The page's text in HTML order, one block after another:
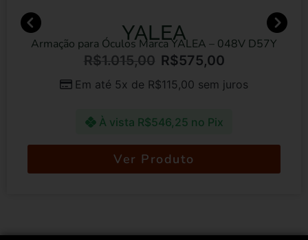
YALEA
Armação para Óculos Marca YALEA – 048V D57Y
R$1.015,00 R$575,00
Em até 5x de R$115,00 sem juros
À vista R$546,25 no Pix
Ver Produto